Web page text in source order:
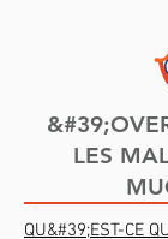
LES
QU&#39;EST-CE